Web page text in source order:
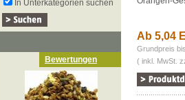
In Unterkategorien suchen
Bewertungen
Ab 5,04
Grundpreis
( inkl. MwSt.